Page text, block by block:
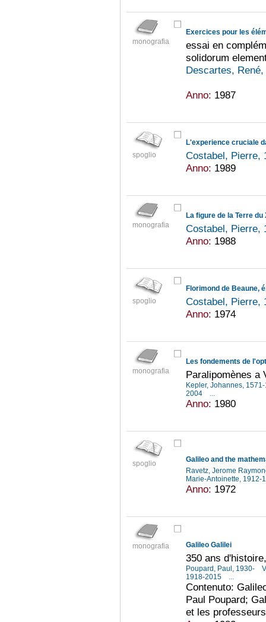
monografia
Exercices pour les
essai en
solidorum
Descartes,
Anno: 1987
spoglio
L'experience cruciale
Costabel, Pierre,
Anno: 1989
monografia
La figure de la Terre
Costabel, Pierre,
Anno: 1988
spoglio
Florimond de Beaune,
Costabel, Pierre,
Anno: 1974
monografia
Les fondements de
Paralipomènes a
Kepler, Johannes,
2004
...
Anno: 1980
spoglio
Galileo and the
Ravetz, Jerome
Marie-Antoinette, 1912-
Anno: 1972
monografia Galileo Galilei
350 ans
Poupard, Paul, 1930-
1918-2015
...
Contenuto:
Paul Poupard;
et les